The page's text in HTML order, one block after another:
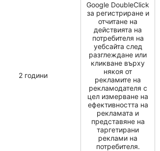
2 години
Google DoubleClick
за регистриране и
отчитане на
действията на
потребителя на
уебсайта след
разглеждане или
кликване върху
някоя от
рекламите на
рекламодателя с
цел измерване на
ефективността на
рекламата и
представяне на
таргетирани
реклами на
потребителя.